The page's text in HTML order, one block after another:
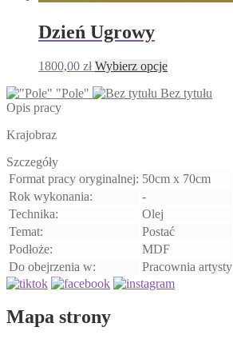
Dzień Ugrowy
1800,00 zł Wybierz opcjeTen
ma
na
"Pole"
Bez tytułu
Opis pracy
Krajobraz
Szczegóły
Format pracy oryginalnej: 50cm x 70cm
Rok wykonania:
-
Technika:
Olej
Temat:
Postać
Podłoże:
MDF
Do obejrzenia w:
Pracownia artysty
Mapa strony